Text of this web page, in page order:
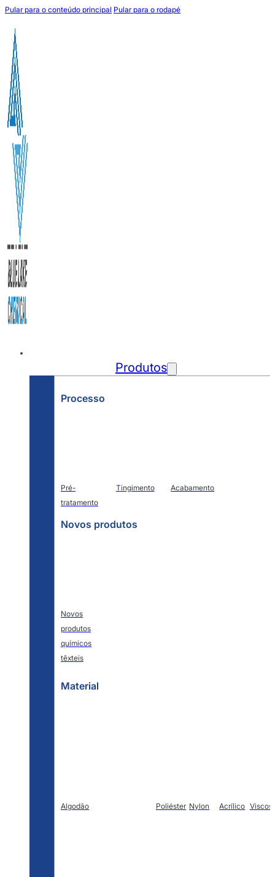
Pular para o conteúdo principal Pular para o rodapé
Produtos
Processo
Pré-
tratamento
Tingimento Acabamento
Novos produtos
Novos
produtos
químicos
têxteis
Material
Algodão Poliéster Nylon Acrílico